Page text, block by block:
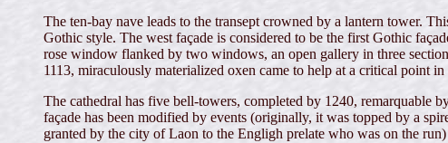
The ten-bay nave leads to the transept crowned by a lantern tower.
Gothic style. The west façade is considered to be the first Gothic
rose window flanked by two windows, an open gallery in three
1113, miraculously materialized oxen came to help at a critical point
The cathedral has five bell-towers, completed by 1240, remarquable
façade has been modified by events (originally, it was topped by a
granted by the city of Laon to the Engligh prelate who was on the